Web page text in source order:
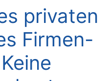
privaten
Firmen-